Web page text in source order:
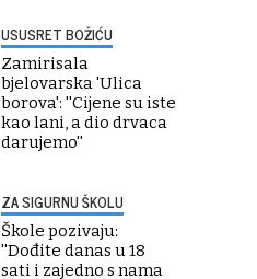
USUSRET BOŽIĆU
Zamirisala
bjelovarska 'Ulica
borova': ''Cijene su iste
kao lani, a dio drvaca
darujemo''
ZA SIGURNU ŠKOLU
Škole pozivaju:
''Dođite danas u 18
sati i zajedno s nama